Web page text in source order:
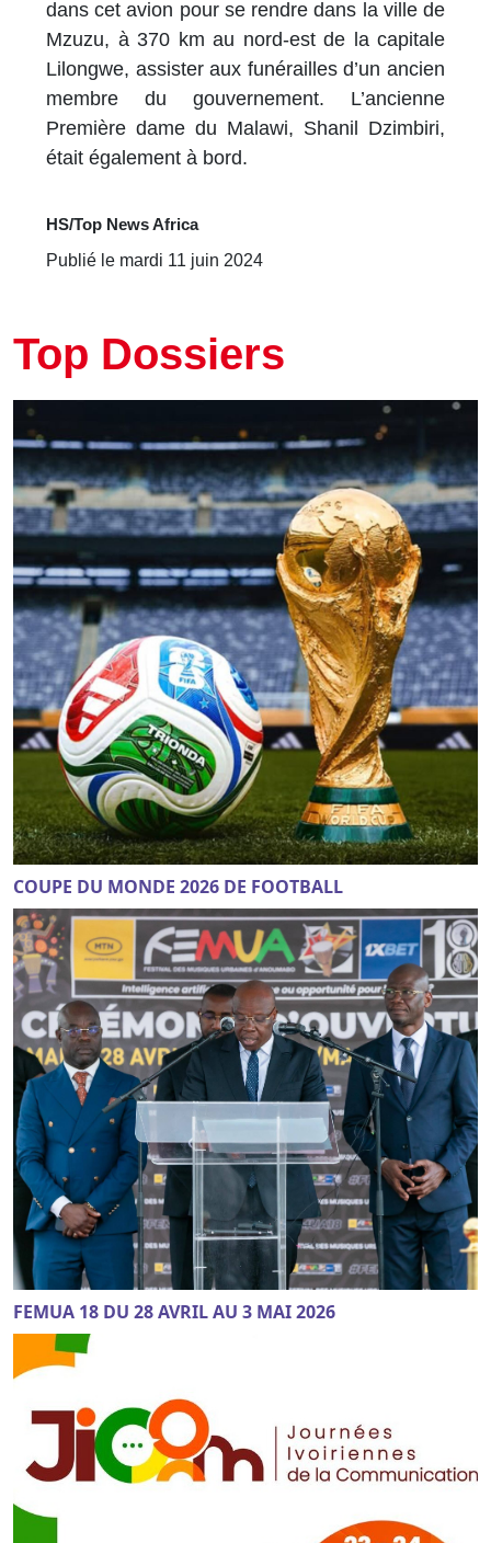
dans cet avion pour se rendre dans la ville de
Mzuzu, à 370 km au nord-est de la capitale
Lilongwe, assister aux funérailles d’un ancien
membre du gouvernement. L’ancienne
Première dame du Malawi, Shanil Dzimbiri,
était également à bord.
HS/Top News Africa
Publié le mardi 11 juin 2024
Top Dossiers
COUPE DU MONDE 2026 DE FOOTBALL
FEMUA 18 DU 28 AVRIL AU 3 MAI 2026